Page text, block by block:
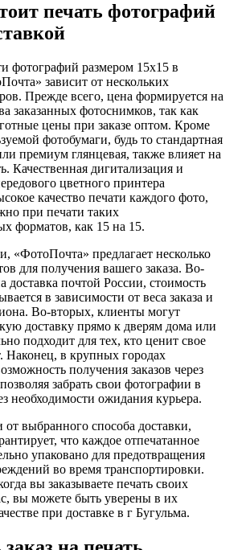
печать фотографий
фотографий размером 15х15 в
зависит от нескольких
Прежде всего, цена формируется на
заказанных фотоснимков, так как
цены при заказе оптом. Кроме
фотобумаги, будь то стандартная
премиум глянцевая, также влияет на
Качественная дигитализация и
цветного принтера
качество печати каждого фото,
при печати таких
форматов, как 15 на 15.
«ФотоПочта» предлагает несколько
для получения вашего заказа. Во-
доставка почтой России, стоимость
в зависимости от веса заказа и
Во-вторых, клиенты могут
доставку прямо к дверям дома или
подходит для тех, кто ценит свое
Наконец, в крупных городах
получения заказов через
забрать свои фотографии в
необходимости ожидания курьера.
от выбранного способа доставки,
что каждое отпечатанное
упаковано для предотвращения
во время транспортировки.
вы заказываете печать своих
вы можете быть уверены в их
при доставке в г Бугульма.